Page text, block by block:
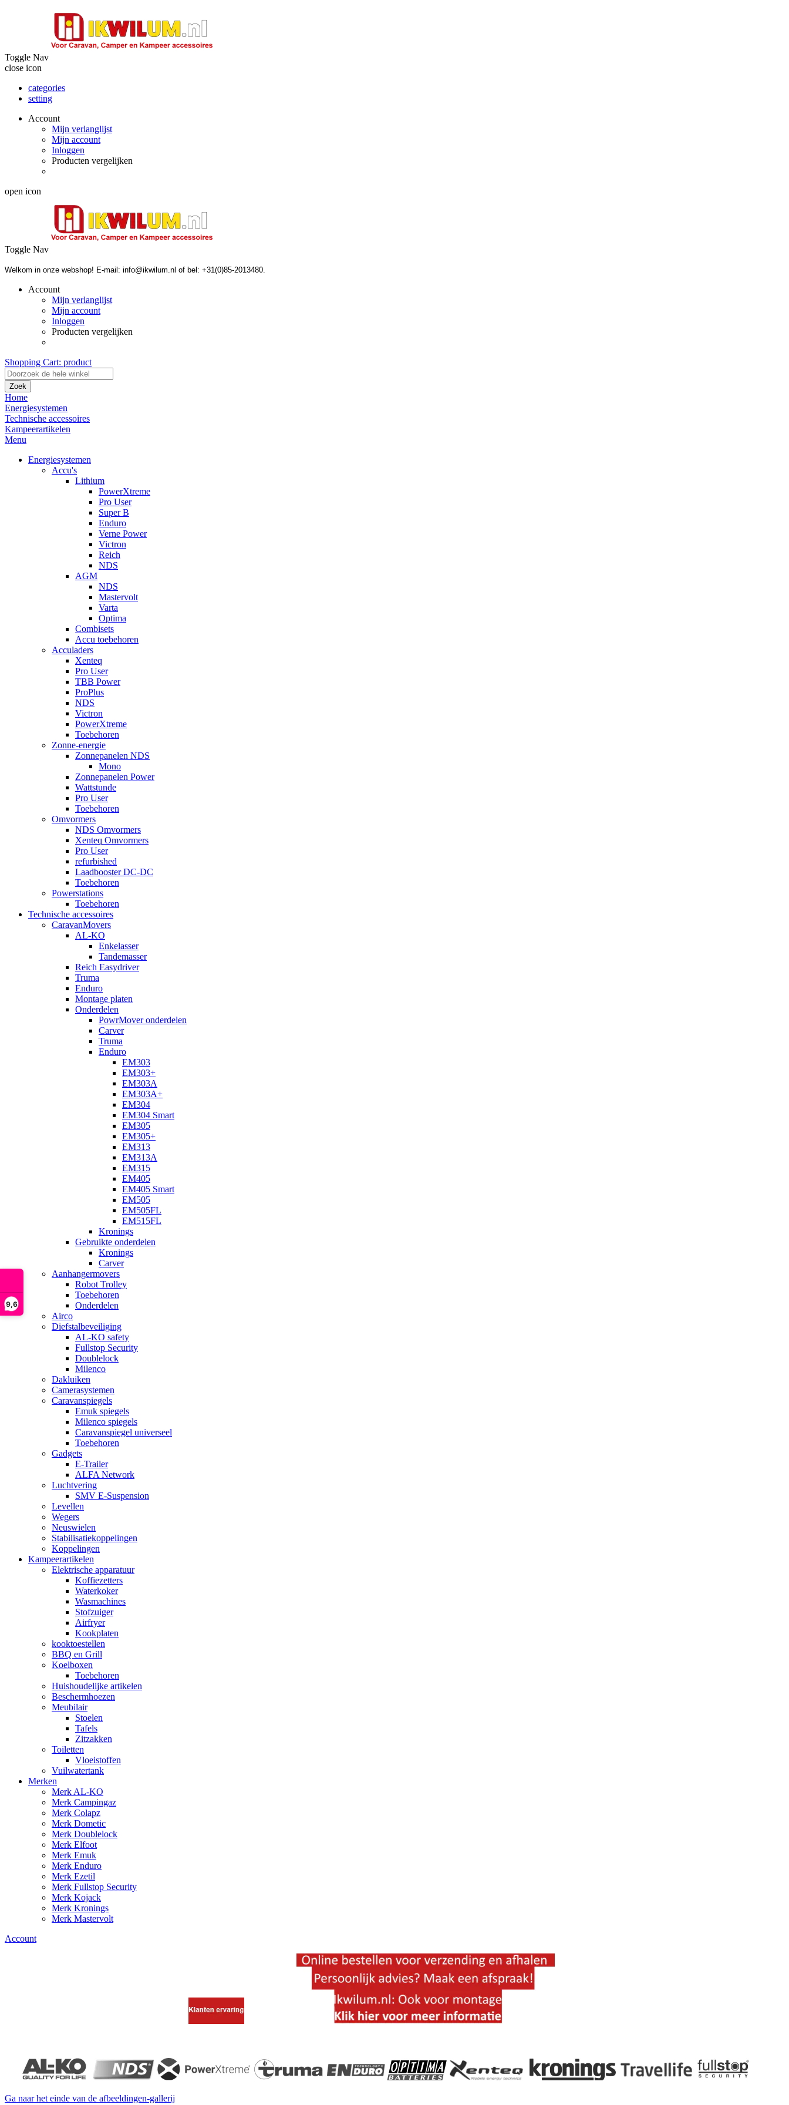
9,6
Toggle Nav
close icon
categories
setting
Account
Mijn verlanglijst
Mijn account
Inloggen
Producten vergelijken
open icon
Toggle Nav
Welkom in onze webshop! E-mail: info@ikwilum.nl of bel: +31(0)85-2013480.
Account
Mijn verlanglijst
Mijn account
Inloggen
Producten vergelijken
Shopping Cart: product
Zoek
Home
Energiesystemen
Technische accessoires
Kampeerartikelen
Menu
Energiesystemen
Accu's
Lithium
PowerXtreme
Pro User
Super B
Enduro
Verne Power
Victron
Reich
NDS
AGM
NDS
Mastervolt
Varta
Optima
Combisets
Accu toebehoren
Acculaders
Xenteq
Pro User
TBB Power
ProPlus
NDS
Victron
PowerXtreme
Toebehoren
Zonne-energie
Zonnepanelen NDS
Mono
Zonnepanelen Power
Wattstunde
Pro User
Toebehoren
Omvormers
NDS Omvormers
Xenteq Omvormers
Pro User
refurbished
Laadbooster DC-DC
Toebehoren
Powerstations
Toebehoren
Technische accessoires
CaravanMovers
AL-KO
Enkelasser
Tandemasser
Reich Easydriver
Truma
Enduro
Montage platen
Onderdelen
PowrMover onderdelen
Carver
Truma
Enduro
EM303
EM303+
EM303A
EM303A+
EM304
EM304 Smart
EM305
EM305+
EM313
EM313A
EM315
EM405
EM405 Smart
EM505
EM505FL
EM515FL
Kronings
Gebruikte onderdelen
Kronings
Carver
Aanhangermovers
Robot Trolley
Toebehoren
Onderdelen
Airco
Diefstalbeveiliging
AL-KO safety
Fullstop Security
Doublelock
Milenco
Dakluiken
Camerasystemen
Caravanspiegels
Emuk spiegels
Milenco spiegels
Caravanspiegel universeel
Toebehoren
Gadgets
E-Trailer
ALFA Network
Luchtvering
SMV E-Suspension
Levellen
Wegers
Neuswielen
Stabilisatiekoppelingen
Koppelingen
Kampeerartikelen
Elektrische apparatuur
Koffiezetters
Waterkoker
Wasmachines
Stofzuiger
Airfryer
Kookplaten
kooktoestellen
BBQ en Grill
Koelboxen
Toebehoren
Huishoudelijke artikelen
Beschermhoezen
Meubilair
Stoelen
Tafels
Zitzakken
Toiletten
Vloeistoffen
Vuilwatertank
Merken
Merk AL-KO
Merk Campingaz
Merk Colapz
Merk Dometic
Merk Doublelock
Merk Elfoot
Merk Emuk
Merk Enduro
Merk Ezetil
Merk Fullstop Security
Merk Kojack
Merk Kronings
Merk Mastervolt
Account
Ga naar het einde van de afbeeldingen-gallerij